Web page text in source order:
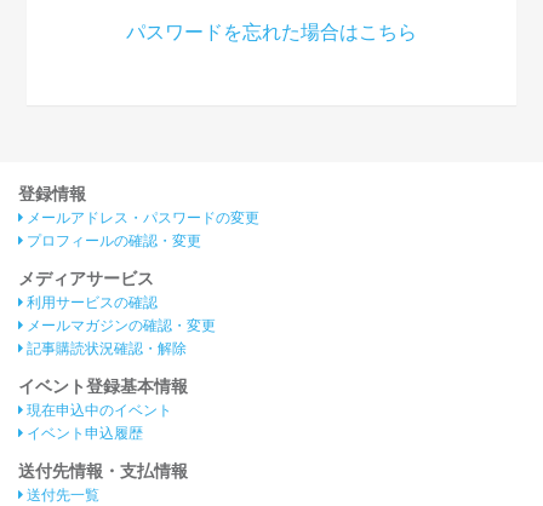
パスワードを忘れた場合はこちら
登録情報
メールアドレス・パスワードの変更
プロフィールの確認・変更
メディアサービス
利用サービスの確認
メールマガジンの確認・変更
記事購読状況確認・解除
イベント登録基本情報
現在申込中のイベント
イベント申込履歴
送付先情報・支払情報
送付先一覧